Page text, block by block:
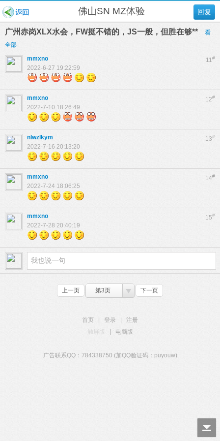
回复
佛山SN MZ体验
广州赤岗XLX水会，FW挺不错的，JS一般，但胜在够**
看
全部
11#
mmxno
2022-6-27 19:22:59
12#
mmxno
2022-7-10 18:26:49
13#
nlwzlkym
2022-7-16 20:13:20
14#
mmxno
2022-7-24 18:06:25
15#
mmxno
2022-7-28 20:40:19
上一页 第3页 下一页
首页 登录
注册
触屏版
电脑版
广告联系QQ：784338750 (加QQ验证码：puyouw)